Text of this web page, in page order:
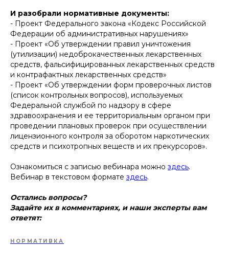
И разобрали нормативные документы:
- Проект Федерального закона «Кодекс Российской
Федерации об административных нарушениях»
- Проект «Об утверждении правил уничтожения
(утилизации) недоброкачественных лекарственных
средств, фальсифицированных лекарственных средств
и контрафактных лекарственных средств»
- Проект «Об утверждении форм проверочных листов
(список контрольных вопросов), используемых
Федеральной службой по надзору в сфере
здравоохранения и ее территориальным органом при
проведении плановых проверок при осуществлении
лицензионного контроля за оборотом наркотических
средств и психотропных веществ и их прекурсоров».
Ознакомиться с записью вебинара можно здесь.
Вебинар в текстовом формате здесь.
Остались вопросы?
Задайте их в комментариях, и наши эксперты вам
ответят:
НОРМАТИВКА